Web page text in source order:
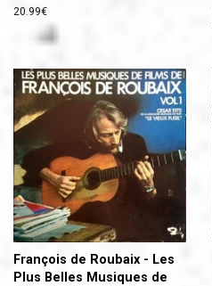
Prix
régulier
20.99€
François de Roubaix - Les
Plus Belles Musiques de